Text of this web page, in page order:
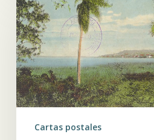
Bernardino
Cartas postales